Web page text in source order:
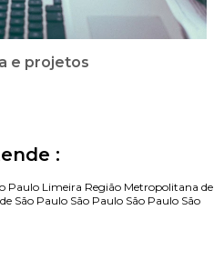
e projetos
:
Paulo Limeira Região Metropolitana de
São Paulo São Paulo São Paulo São